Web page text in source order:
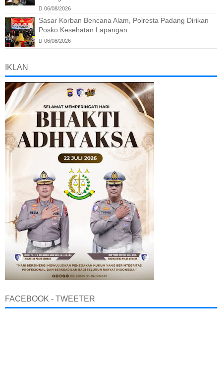
06/08/2026
Sasar Korban Bencana Alam, Polresta Padang Dirikan
Posko Kesehatan Lapangan
06/08/2026
IKLAN
FACEBOOK - TWEETER